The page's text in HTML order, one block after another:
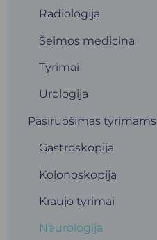
Radiologija
Šeimos medicina
Tyrimai
Urologija
Pasiruošimas tyrimams
Gastroskopija
Kolonoskopija
Kraujo tyrimai
Neurologija